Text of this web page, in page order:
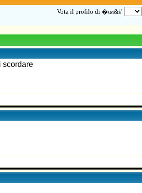
Vota il profilo di �ιм&#
scordare